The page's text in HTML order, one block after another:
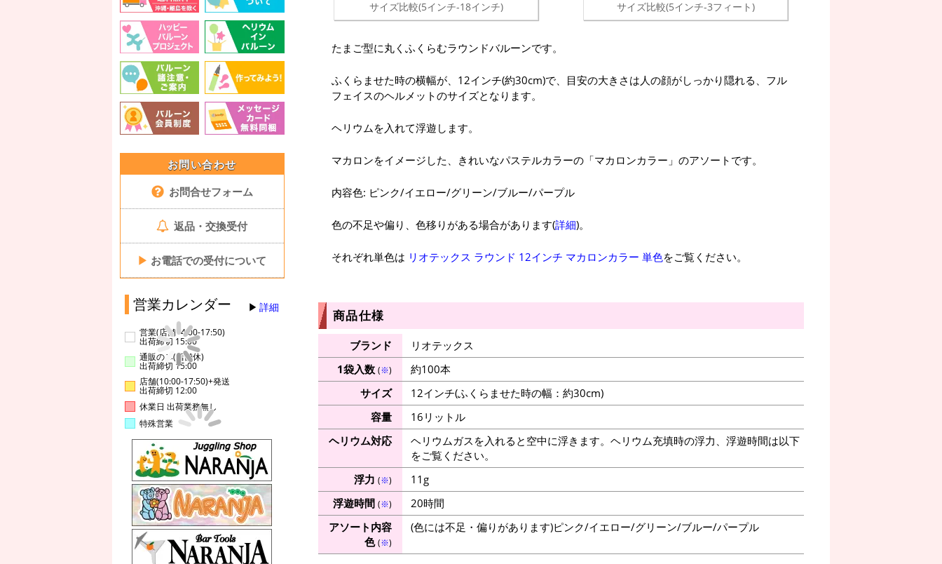
お問い合わせ
お問合せフォーム
返品・交換受付
▶ お電話での受付について
営業カレンダー 詳細
営業(店舗14:00-17:50)
出荷締切 15:00
通販のみ(店舗休)
出荷締切 15:00
店舗(10:00-17:50)+発送
出荷締切 12:00
休業日 出荷業務無し
特殊営業
サイズ比較(5インチ-18インチ) サイズ比較(5インチ-3フィート)
たまご型に丸くふくらむラウンドバルーンです。
ふくらませた時の横幅が、12インチ(約30cm)で、目安の大きさは人の顔がしっかり隠れる、フル
フェイスのヘルメットのサイズとなります。
ヘリウムを入れて浮遊します。
マカロンをイメージした、きれいなパステルカラーの「マカロンカラー」のアソートです。
内容色: ピンク/イエロー/グリーン/ブルー/パープル
色の不足や偏り、色移りがある場合があります(詳細)。
それぞれ単色は リオテックス ラウンド 12インチ マカロンカラー 単色をご覧ください。
商品仕様
ブランド
リオテックス
1袋入数 (※)
約100本
サイズ
12インチ(ふくらませた時の幅：約30cm)
容量
16リットル
ヘリウム対応
ヘリウムガスを入れると空中に浮きます。ヘリウム充填時の浮力、浮遊時間は以下
をご覧ください。
浮力 (※)
11g
浮遊時間 (※)
20時間
アソート内容
色(※)
(色には不足・偏りがあります)ピンク/イエロー/グリーン/ブルー/パープル